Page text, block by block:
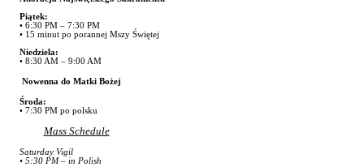
Piątek:
• 6:30 PM – 7:30 PM
• 15 minut po porannej Mszy Świętej
Niedziela:
• 8:30 AM – 9:00 AM
Nowenna do Matki Bożej
Środa:
• 7:30 PM po polsku
Mass Schedule
Saturday Vigil
• 5:30 PM – in Polish